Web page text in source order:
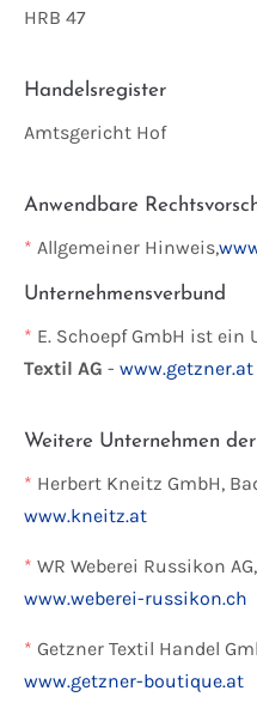
HRB 47
Handelsregister
Amtsgericht Hof
Anwendbare
* Allgemeiner Hinweis,
Unternehmensverbund
* E. Schoepf GmbH ist ein
Textil AG - www.getzner.at
Weitere Unternehmen
* Herbert Kneitz GmbH,
www.kneitz.at
* WR Weberei Russikon
www.weberei-russikon.ch
* Getzner Textil Handel
www.getzner-boutique.at